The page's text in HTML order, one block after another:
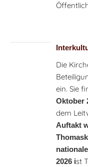
Die
ein. Sie
Oktober
dem
Auftakt
2026 ist